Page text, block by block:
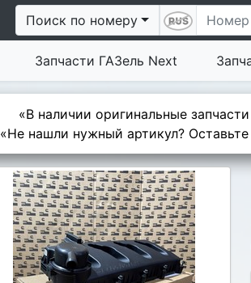
Поиск по номеру
Запчасти ГАЗель Next
«В наличии оригинальные
«Не нашли нужный артикул?